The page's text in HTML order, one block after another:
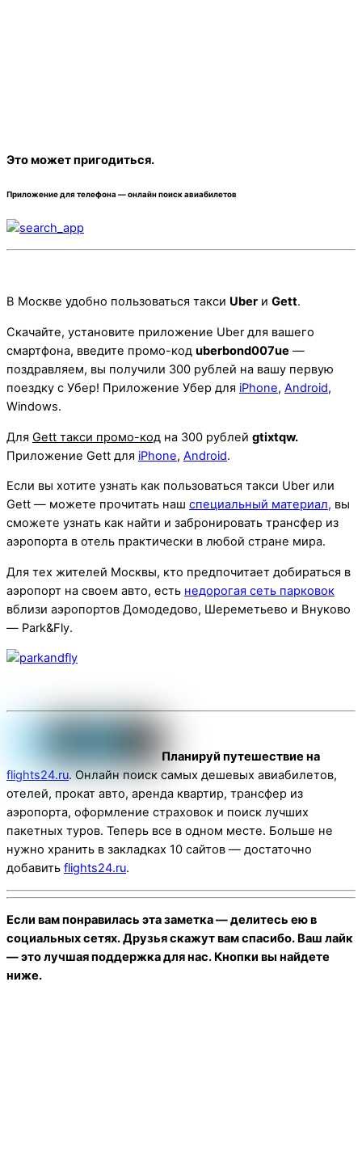
Это может пригодиться.
Приложение для телефона —онлайн поиск авиабилетов
В Москве удобно пользоваться такси Uber и Gett.
Скачайте, установите приложение Uber для вашего
смартфона, введите промо-код uberbond007ue —
поздравляем, вы получили 300 рублей на вашу первую
поездку с Убер! Приложение Убер для iPhone, Android,
Windows.
Для Gett такси промо-код на 300 рублей gtixtqw.
Приложение Gett для iPhone, Android.
Если вы хотите узнать как пользоваться такси Uber или
Gett — можете прочитать наш специальный материал, вы
сможете узнать как найти и забронировать трансфер из
аэропорта в отель практически в любой стране мира.
Для тех жителей Москвы, кто предпочитает добираться в
аэропорт на своем авто, есть недорогая сеть парковок
вблизи аэропортов Домодедово, Шереметьево и Внуково
— Park&Fly.
Планируй путешествие на
flights24.ru. Онлайн поиск самых дешевых авиабилетов,
отелей, прокат авто, аренда квартир, трансфер из
аэропорта, оформление страховок и поиск лучших
пакетных туров. Теперь все в одном месте. Больше не
нужно хранить в закладках 10 сайтов — достаточно
добавить flights24.ru.
Если вам понравилась эта заметка — делитесь ею в
социальных сетях. Друзья скажут вам спасибо. Ваш лайк
— это лучшая поддержка для нас. Кнопки вы найдете
ниже.